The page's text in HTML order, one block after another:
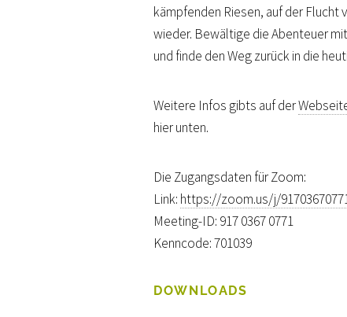
kämpfenden Riesen, auf der Flucht
wieder. Bewältige die Abenteuer
und finde den Weg zurück in die
Weitere Infos gibts auf der
hier unten.
Die Zugangsdaten für Zoom:
Link: https://zoom.us/j/
Meeting-ID: 917 0367 0771
Kenncode: 701039
DOWNLOADS